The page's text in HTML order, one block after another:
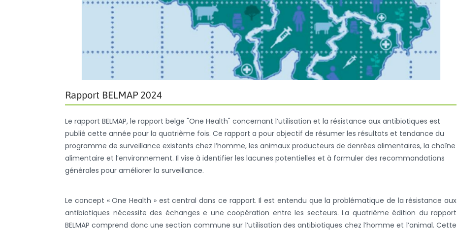
Rapport BELMAP 2024
Le rapport BELMAP, le rapport belge "One Health" concernant l’utilisation et la résistance aux antibiotiques est
publié cette année pour la quatrième fois. Ce rapport a pour objectif de résumer les résultats et tendance du
programme de surveillance existants chez l’homme, les animaux producteurs de denrées alimentaires, la chaîne
alimentaire et l’environnement. Il vise à identifier les lacunes potentielles et à formuler des recommandations
générales pour améliorer la surveillance.
Le concept « One Health » est central dans ce rapport. Il est entendu que la problématique de la résistance aux
antibiotiques nécessite des échanges e une coopération entre les secteurs. La quatrième édition du rapport
BELMAP comprend donc une section commune sur l’utilisation des antibiotiques chez l’homme et l’animal. Cette